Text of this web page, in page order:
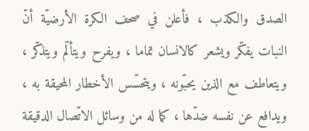
الصدق والكذب ، فأعلن في صحف الكرة الأرضيّة أنّ
النبات يفكّر ويشعر كالانسان تماما ، ويفرح ويتألّم ويتذكّر ،
ويتعاطف مع الذين يحبّونه ، ويتحسّس الأخطار المحيقة به ،
ويدافع عن نفسه ضدّها ، كما له من وسائل الاتّصال الدقيقة